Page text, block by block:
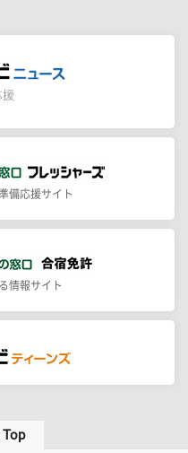
備応援サイト
情報サイト
Top